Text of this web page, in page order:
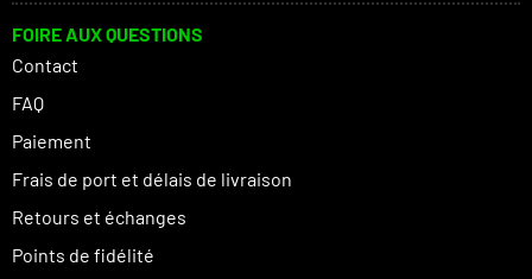
FOIRE AUX QUESTIONS
Contact
FAQ
Paiement
Frais de port et délais de livraison
Retours et échanges
Points de fidélité